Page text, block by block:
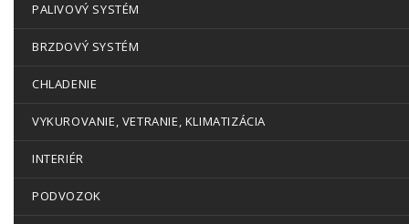
PALIVOVÝ SYSTÉM
BRZDOVÝ SYSTÉM
CHLADENIE
VYKUROVANIE, VETRANIE, KLIMATIZÁCIA
INTERIÉR
PODVOZOK